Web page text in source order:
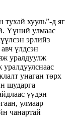
хууль”-д яг
Үүний улмаас
эрлийз
үлдсэн
уралдуулж
унаган төрх
шударга
үүдэн
улмаар
чанартай